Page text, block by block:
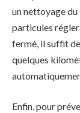
un nettoyage du
particules
fermé, il suffit
quelques
Enfin, pour